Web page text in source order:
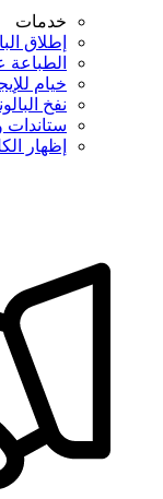
خدمات
إطلاق
الطباعة
خيام
نفخ
ستاندات
إظهار